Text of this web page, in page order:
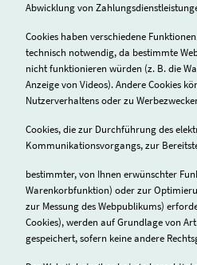
Abwicklung von
Cookies haben verschiedene
technisch notwendig, da bestimmte
nicht funktionieren würden (z. B. die
Anzeige von Videos). Andere Cookies
Nutzerverhaltens oder zu
Cookies, die zur Durchführung des
Kommunikationsvorgangs, zur
bestimmter, von Ihnen erwünschter
Warenkorbfunktion) oder zur
zur Messung des Webpublikums)
Cookies), werden auf Grundlage von
gespeichert, sofern keine andere